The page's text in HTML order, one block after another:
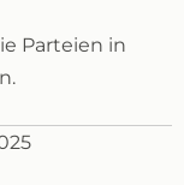
Parteien in